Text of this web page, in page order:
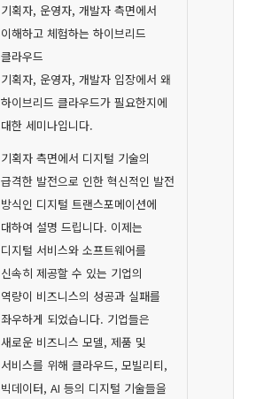
기획자, 운영자, 개발자 측면에서
이해하고 체험하는 하이브리드
클라우드
기획자, 운영자, 개발자 입장에서 왜
하이브리드 클라우드가 필요한지에
대한 세미나입니다.
기획자 측면에서 디지털 기술의
급격한 발전으로 인한 혁신적인 발전
방식인 디지털 트랜스포메이션에
대하여 설명 드립니다. 이제는
디지털 서비스와 소프트웨어를
신속히 제공할 수 있는 기업의
역량이 비즈니스의 성공과 실패를
좌우하게 되었습니다. 기업들은
새로운 비즈니스 모델, 제품 및
서비스를 위해 클라우드, 모빌리티,
빅데이터, AI 등의 디지털 기술들을